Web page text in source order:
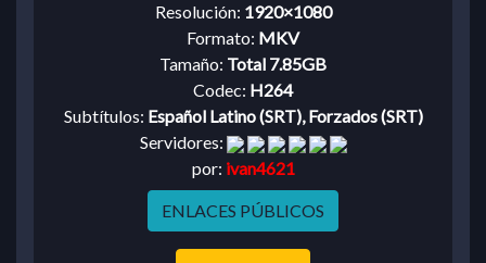
Resolución: 1920×1080
Formato: MKV
Tamaño: Total 7.85GB
Codec: H264
Subtítulos: Español Latino (SRT), Forzados (SRT)
Servidores:
por: ivan4621
ENLACES PÚBLICOS